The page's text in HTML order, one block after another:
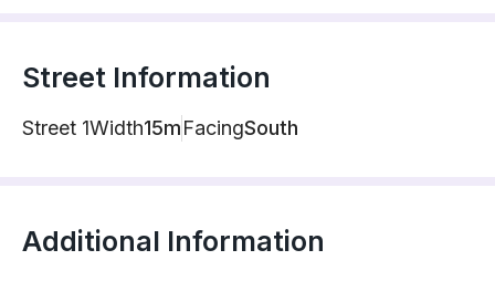
Street Information
Street 1Width15mFacingSouth
Additional Information